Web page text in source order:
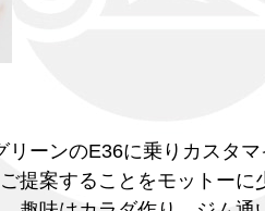
ーンのE36に乗りカスタ
提案することをモットーに